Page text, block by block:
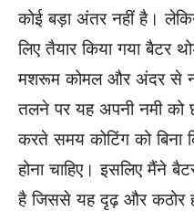
कोई बड़ा अंतर नहीं है।
लिए तैयार किया गया बैटर
मशरूम कोमल और अंदर से
तलने पर यह अपनी नमी को
करते समय कोटिंग को
होना चाहिए। इसलिए मैंने
है जिससे यह दृढ़ और कठोर